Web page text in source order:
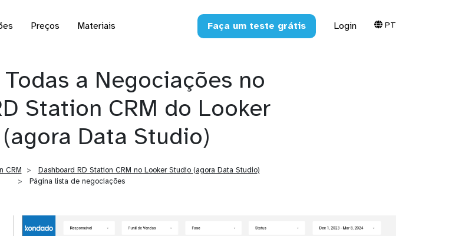
Preços Materiais Faça um teste grátis Login PT
a Negociações no
Station CRM do Looker
Data Studio)
CRM
Dashboard RD Station CRM no Looker Studio (agora Data Studio)
Página lista de negociações